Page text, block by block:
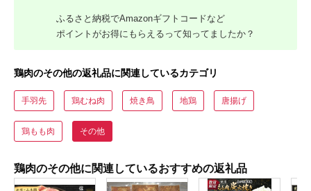
ふるさと納税でAmazonギフトコードなど
ポイントがお得にもらえるって知ってましたか？
鶏肉のその他の返礼品に関連しているカテゴリ
手羽先 鶏むね肉 焼き鳥 地鶏 唐揚げ
鶏もも肉 その他
鶏肉のその他に関連しているおすすめの返礼品